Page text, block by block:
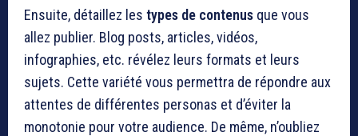
Ensuite, détaillez les types de contenus que vous
allez publier. Blog posts, articles, vidéos,
infographies, etc. révélez leurs formats et leurs
sujets. Cette variété vous permettra de répondre aux
attentes de différentes personas et d’éviter la
monotonie pour votre audience. De même, n’oubliez